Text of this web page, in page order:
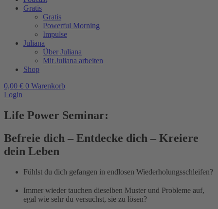
Gratis
Gratis
Powerful Morning
Impulse
Juliana
Über Juliana
Mit Juliana arbeiten
Shop
0,00 € 0 Warenkorb
Login
Life Power Seminar:
Befreie dich – Entdecke dich – Kreiere
dein Leben
Fühlst du dich gefangen in endlosen Wiederholungsschleifen?
Immer wieder tauchen dieselben Muster und Probleme auf,
egal wie sehr du versuchst, sie zu lösen?